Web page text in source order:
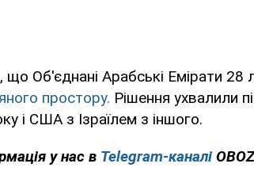
що Об'єднані Арабські Емірати 28
простору. Рішення ухвалили
і США з Ізраїлем з іншого.
у нас в Telegram-каналі